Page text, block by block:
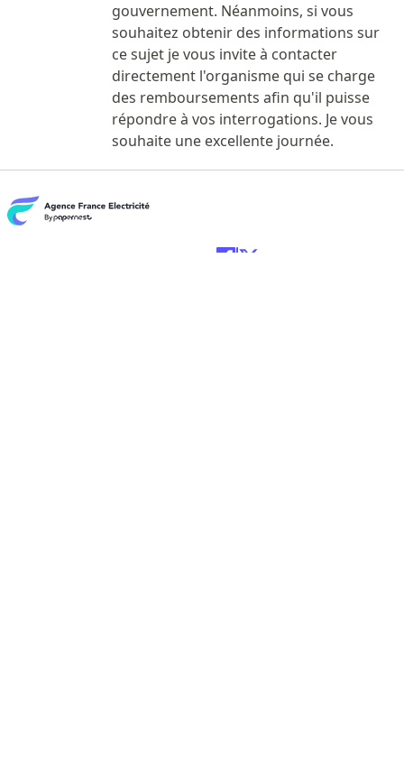
gouvernement. Néanmoins, si vous
souhaitez obtenir des informations sur
ce sujet je vous invite à contacter
directement l'organisme qui se charge
des remboursements afin qu'il puisse
répondre à vos interrogations. Je vous
souhaite une excellente journée.